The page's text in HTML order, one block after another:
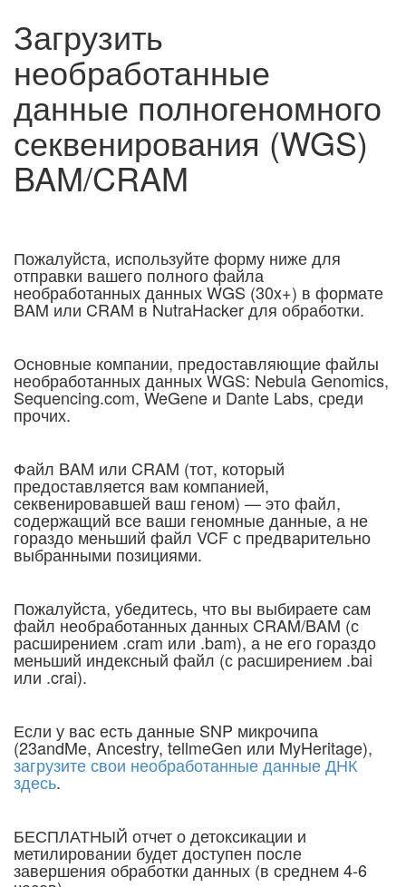
Загрузить
необработанные
данные полногеномного
секвенирования (WGS)
BAM/CRAM
Пожалуйста, используйте форму ниже для
отправки вашего полного файла
необработанных данных WGS (30x+) в формате
BAM или CRAM в NutraHacker для обработки.
Основные компании, предоставляющие файлы
необработанных данных WGS: Nebula Genomics,
Sequencing.com, WeGene и Dante Labs, среди
прочих.
Файл BAM или CRAM (тот, который
предоставляется вам компанией,
секвенировавшей ваш геном) — это файл,
содержащий все ваши геномные данные, а не
гораздо меньший файл VCF с предварительно
выбранными позициями.
Пожалуйста, убедитесь, что вы выбираете сам
файл необработанных данных CRAM/BAM (с
расширением .cram или .bam), а не его гораздо
меньший индексный файл (с расширением .bai
или .crai).
Если у вас есть данные SNP микрочипа
(23andMe, Ancestry, tellmeGen или MyHeritage),
загрузите свои необработанные данные ДНК
здесь.
БЕСПЛАТНЫЙ отчет о детоксикации и
метилировании будет доступен после
завершения обработки данных (в среднем 4-6